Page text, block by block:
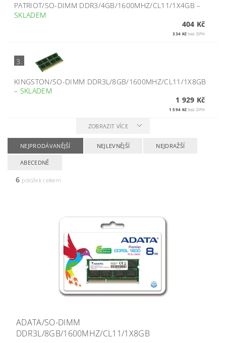
PATRIOT/SO-DIMM DDR3/4GB/1600MHZ/CL11/1X4GB–
SKLADEM
404 Kč
334 Kč bez DPH
3.
KINGSTON/SO-DIMM DDR3L/8GB/1600MHZ/CL11/1X8GB
– SKLADEM
1 929 Kč
1 594 Kč bez DPH
ZOBRAZIT VÍCE
NEJPRODÁVANĚJŠÍ NEJLEVNĚJŠÍ NEJDRAŽŠÍ
ABECEDNĚ
6 položek celkem
ADATA/SO-DIMM
DDR3L/8GB/1600MHZ/CL11/1X8GB